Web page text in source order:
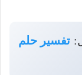
تفسير حلم